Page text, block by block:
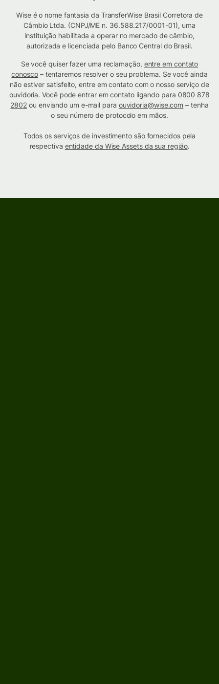
Wise é o nome fantasia da TransferWise Brasil Corretora de
Câmbio Ltda. (CNPJ/ME n. 36.588.217/0001-01), uma
instituição habilitada a operar no mercado de câmbio,
autorizada e licenciada pelo Banco Central do Brasil.
Se você quiser fazer uma reclamação, entre em contato
conosco– tentaremos resolver o seu problema. Se você ainda
não estiver satisfeito, entre em contato com o nosso serviço de
ouvidoria. Você pode entrar em contato ligando para 0800 878
2802 ou enviando um e-mail para ouvidoria@wise.com – tenha
o seu número de protocolo em mãos.
Todos os serviços de investimento são fornecidos pela
respectiva entidade da Wise Assets da sua região.